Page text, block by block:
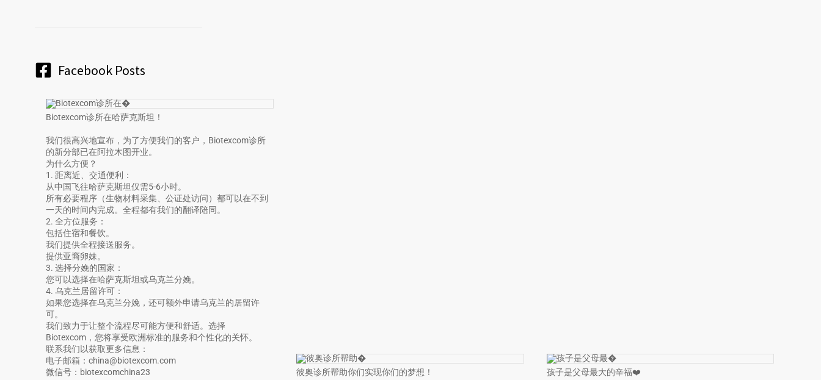
Facebook Posts
Biotexcom诊所在哈萨克斯坦！
我们很高兴地宣布，为了方便我们的客户，Biotexcom诊所
的新分部已在阿拉木图开业。
为什么方便？
1. 距离近、交通便利：
从中国飞往哈萨克斯坦仅需5-6小时。
所有必要程序（生物材料采集、公证处访问）都可以在不到
一天的时间内完成。全程都有我们的翻译陪同。
2. 全方位服务：
包括住宿和餐饮。
我们提供全程接送服务。
提供亚裔卵妹。
3. 选择分娩的国家：
您可以选择在哈萨克斯坦或乌克兰分娩。
4. 乌克兰居留许可：
如果您选择在乌克兰分娩，还可额外申请乌克兰的居留许
可。
我们致力于让整个流程尽可能方便和舒适。选择
Biotexcom，您将享受欧洲标准的服务和个性化的关怀。
联系我们以获取更多信息：
电子邮箱：china@biotexcom.com
微信号：biotexcomchina23
彼奥诊所帮助你们实现你们的梦想！ 孩子是父母最大的辛福❤️